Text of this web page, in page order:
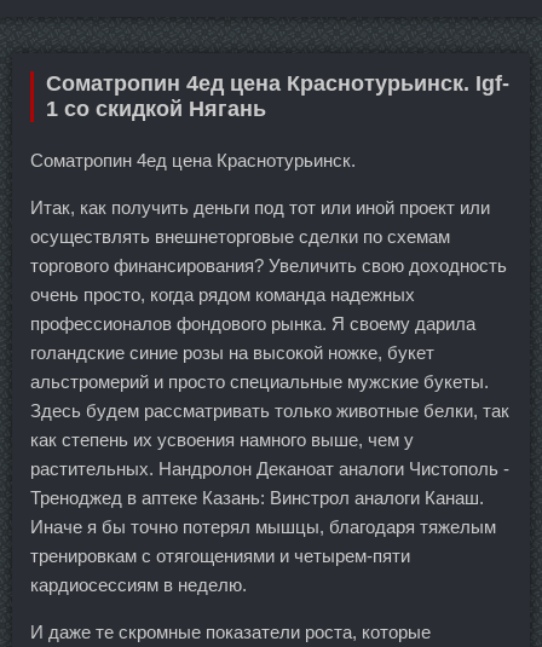
Cоматропин 4ед цена Краснотурьинск. Igf-
1 со скидкой Нягань
Cоматропин 4ед цена Краснотурьинск.
Итак, как получить деньги под тот или иной проект или
осуществлять внешнеторговые сделки по схемам
торгового финансирования? Увеличить свою доходность
очень просто, когда рядом команда надежных
профессионалов фондового рынка. Я своему дарила
голандские синие розы на высокой ножке, букет
альстромерий и просто специальные мужские букеты.
Здесь будем рассматривать только животные белки, так
как степень их усвоения намного выше, чем у
растительных. Нандролон Деканоат аналоги Чистополь -
Треноджед в аптеке Казань: Винстрол аналоги Канаш.
Иначе я бы точно потерял мышцы, благодаря тяжелым
тренировкам с отягощениями и четырем-пяти
кардиосессиям в неделю.
И даже те скромные показатели роста, которые